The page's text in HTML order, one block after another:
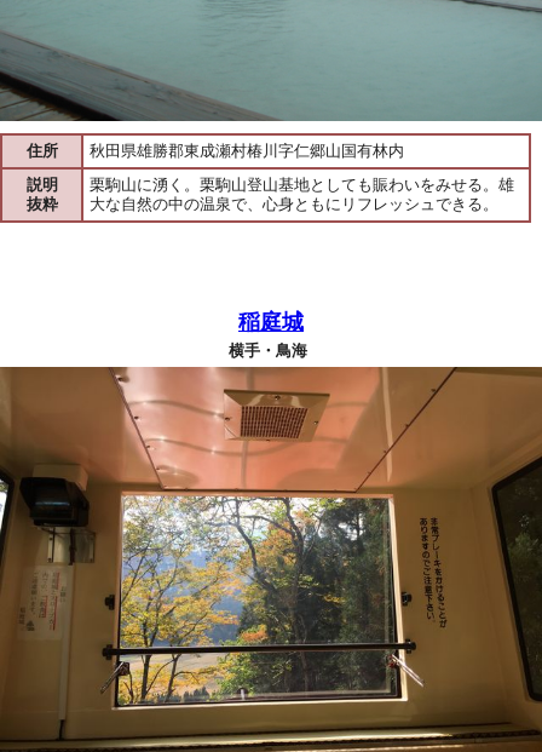
住所
秋田県雄勝郡東成瀬村椿川字仁郷山国有林内
説明
抜粋
栗駒山に湧く。栗駒山登山基地としても賑わいをみせる。雄
大な自然の中の温泉で、心身ともにリフレッシュできる。
稲庭城
横手・鳥海